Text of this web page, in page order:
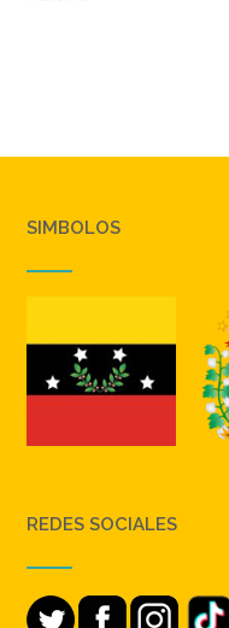
SIMBOLOS
REDES SOCIALES